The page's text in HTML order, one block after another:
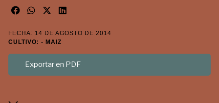
FECHA: 14 DE AGOSTO DE 2014
CULTIVO: - MAIZ
Exportar en PDF